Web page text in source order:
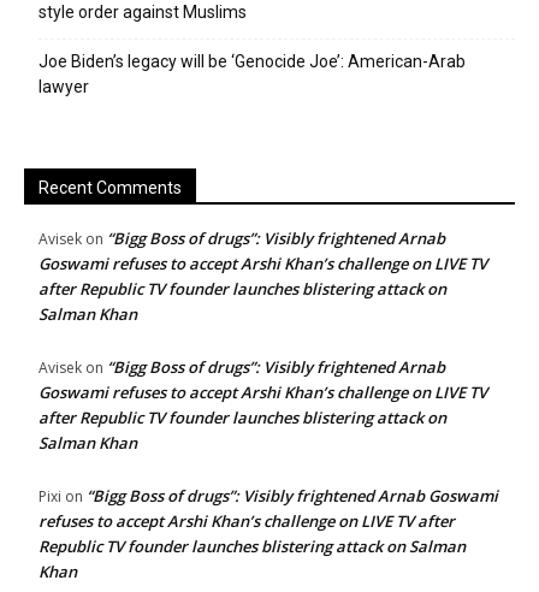
style order against Muslims
Joe Biden’s legacy will be ‘Genocide Joe’: American-Arab
lawyer
Recent Comments
Avisek on “Bigg Boss of drugs”: Visibly frightened Arnab
Goswami refuses to accept Arshi Khan’s challenge on LIVE TV
after Republic TV founder launches blistering attack on
Salman Khan
Avisek on “Bigg Boss of drugs”: Visibly frightened Arnab
Goswami refuses to accept Arshi Khan’s challenge on LIVE TV
after Republic TV founder launches blistering attack on
Salman Khan
Pixi on “Bigg Boss of drugs”: Visibly frightened Arnab Goswami
refuses to accept Arshi Khan’s challenge on LIVE TV after
Republic TV founder launches blistering attack on Salman
Khan